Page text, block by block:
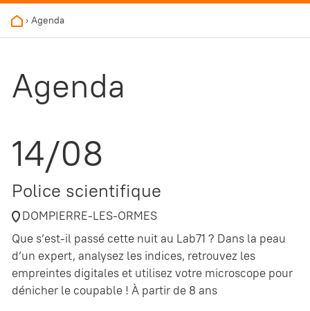
› Agenda
Agenda
14/08
Police scientifique
DOMPIERRE-LES-ORMES
Que s’est-il passé cette nuit au Lab71 ? Dans la peau
d’un expert, analysez les indices, retrouvez les
empreintes digitales et utilisez votre microscope pour
dénicher le coupable ! À partir de 8 ans